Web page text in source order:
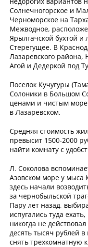
Солнечногорское и
Черноморское на
Межводное,
Ярылгачской бухтой
Стерегущее. В
Лазаревского района,
Агой и Дедеркой под
Поселок Кучугуры
Солоники в Большом
ценами и чистым
в Лазаревском.
Средняя стоимость
превысит 1500-2000
найти комнату с
Л. Соколова
Азовском море у мыса
здесь начали
за чернобыльской
Пару лет назад,
испугались туда
никогда не
десять тысяч рублей
снять трехкомнатную